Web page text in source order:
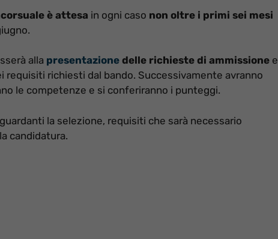
è attesa in ogni caso non oltre i primi sei mesi
alla presentazione delle richieste di ammissione e
requisiti richiesti dal bando. Successivamente avranno
le competenze e si conferiranno i punteggi.
la selezione, requisiti che sarà necessario
candidatura.